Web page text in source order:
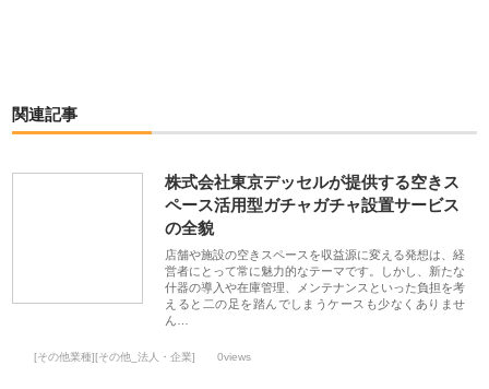
関連記事
株式会社東京デッセルが提供する空きス
ペース活用型ガチャガチャ設置サービス
の全貌
店舗や施設の空きスペースを収益源に変える発想は、経
営者にとって常に魅力的なテーマです。しかし、新たな
什器の導入や在庫管理、メンテナンスといった負担を考
えると二の足を踏んでしまうケースも少なくありませ
ん…
[その他業種][その他_法人・企業] 0views